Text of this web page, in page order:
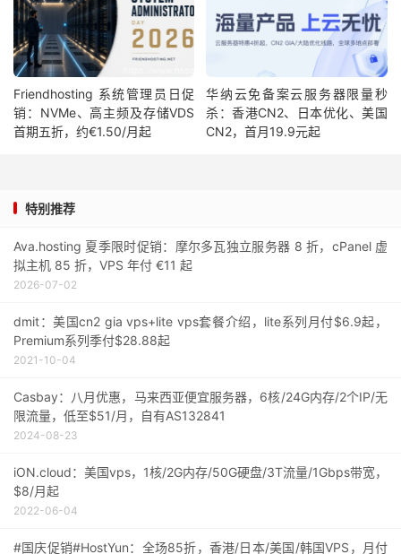
Friendhosting 系统管理员日促
销：NVMe、高主频及存储VDS
首期五折，约€1.50/月起
华纳云免备案云服务器限量秒
杀：香港CN2、日本优化、美国
CN2，首月19.9元起
特别推荐
Ava.hosting 夏季限时促销：摩尔多瓦独立服务器 8 折，cPanel 虚
拟主机 85 折，VPS 年付 €11 起
2026-07-02
dmit：美国cn2 gia vps+lite vps套餐介绍，lite系列月付$6.9起，
Premium系列季付$28.88起
2021-10-04
Casbay：八月优惠，马来西亚便宜服务器，6核/24G内存/2个IP/无
限流量，低至$51/月，自有AS132841
2024-08-23
iON.cloud：美国vps，1核/2G内存/50G硬盘/3T流量/1Gbps带宽，
$8/月起
2022-06-04
#国庆促销#HostYun：全场85折，香港/日本/美国/韩国VPS，月付